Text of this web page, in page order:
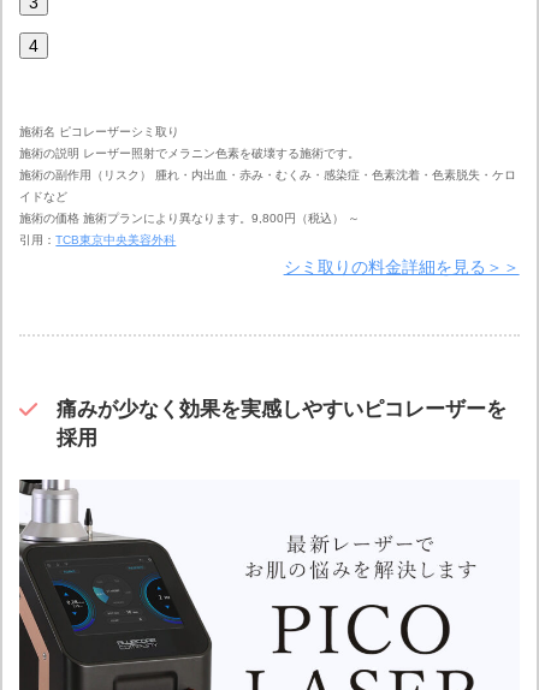
4
施術名 ピコレーザーシミ取り
施術の説明 レーザー照射でメラニン色素を破壊する施術です。
施術の副作用（リスク） 腫れ・内出血・赤み・むくみ・感染症・色素沈着・色素脱失・ケロ
イドなど
施術の価格 施術プランにより異なります。9,800円（税込） ～
引用：TCB東京中央美容外科
シミ取りの料金詳細を見る＞＞
痛みが少なく効果を実感しやすいピコレーザーを
採用